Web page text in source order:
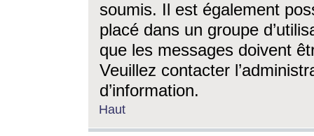
soumis. Il est également
placé dans un groupe
que les messages doivent
Veuillez contacter
d’information.
Haut